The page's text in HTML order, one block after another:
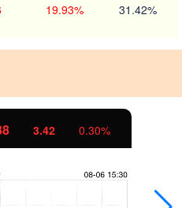
19.93% 31.42%
3.42 0.30%